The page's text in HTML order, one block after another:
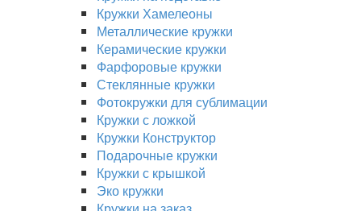
Кружки Хамелеоны
Металлические кружки
Керамические кружки
Фарфоровые кружки
Стеклянные кружки
Фотокружки для сублимации
Кружки с ложкой
Кружки Конструктор
Подарочные кружки
Кружки с крышкой
Эко кружки